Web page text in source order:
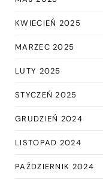
KWIECIEŃ 2025
MARZEC 2025
LUTY 2025
STYCZEŃ 2025
GRUDZIEŃ 2024
LISTOPAD 2024
PAŹDZIERNIK 2024